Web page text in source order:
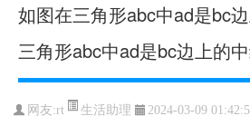
如图在三角形abc中ad是bc
三角形abc中ad是bc边上的中
网友:rt 生活助理 2024-03-09